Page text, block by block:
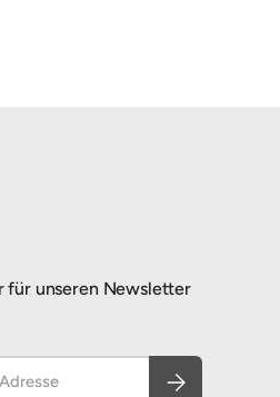
für unseren Newsletter
Abonnieren